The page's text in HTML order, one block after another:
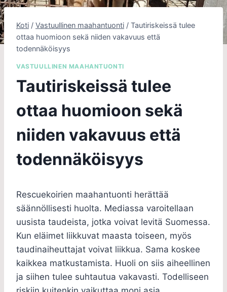
Koti / Vastuullinen maahantuonti / Tautiriskeissä tulee
ottaa huomioon sekä niiden vakavuus että
todennäköisyys
VASTUULLINEN MAAHANTUONTI
Tautiriskeissä tulee
ottaa huomioon sekä
niiden vakavuus että
todennäköisyys
Rescuekoirien maahantuonti herättää
säännöllisesti huolta. Mediassa varoitellaan
uusista taudeista, jotka voivat levitä Suomessa.
Kun eläimet liikkuvat maasta toiseen, myös
taudinaiheuttajat voivat liikkua. Sama koskee
kaikkea matkustamista. Huoli on siis aiheellinen
ja siihen tulee suhtautua vakavasti. Todelliseen